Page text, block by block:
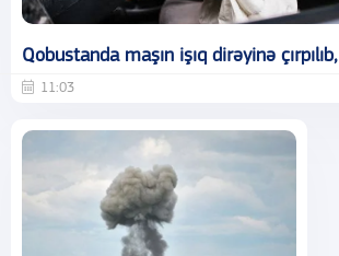
Qobustanda maşın işıq dirəyinə
11:03